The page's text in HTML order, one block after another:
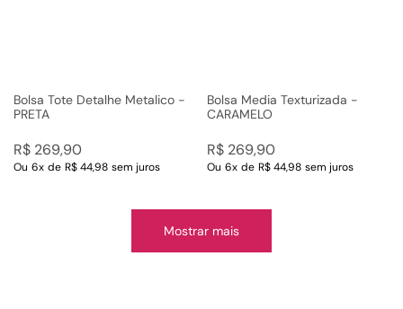
Bolsa Tote Detalhe Metalico -
PRETA
R$ 269,90
Ou 6x de R$ 44,98 sem juros
Bolsa Media Texturizada -
CARAMELO
R$ 269,90
Ou 6x de R$ 44,98 sem juros
Mostrar mais